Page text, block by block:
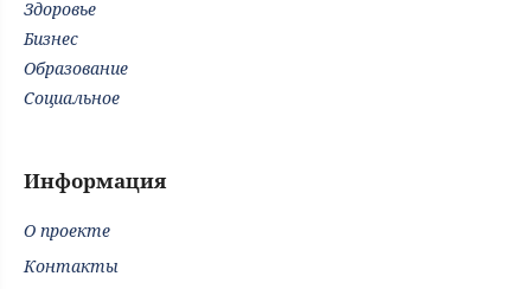
Здоровье
Бизнес
Образование
Социальное
Информация
О проекте
Контакты